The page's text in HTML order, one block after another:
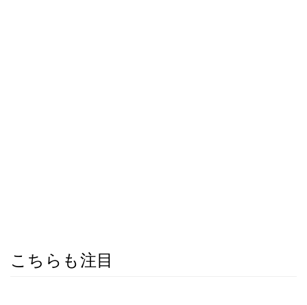
こちらも注目